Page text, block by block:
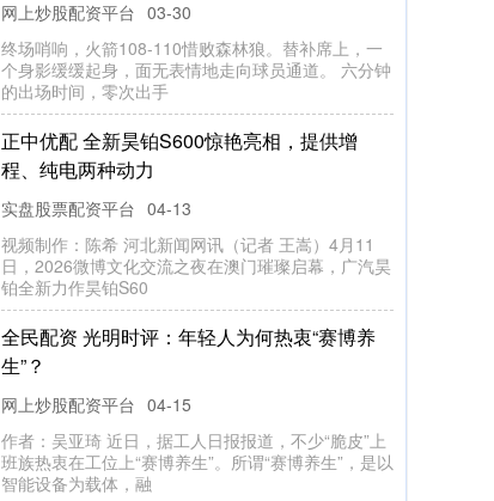
网上炒股配资平台 03-30
终场哨响，火箭108-110惜败森林狼。替补席上，一
个身影缓缓起身，面无表情地走向球员通道。 六分钟
的出场时间，零次出手
正中优配 全新昊铂S600惊艳亮相，提供增
程、纯电两种动力
实盘股票配资平台 04-13
视频制作：陈希 河北新闻网讯（记者 王嵩）4月11
日，2026微博文化交流之夜在澳门璀璨启幕，广汽昊
铂全新力作昊铂S60
全民配资 光明时评：年轻人为何热衷“赛博养
生”？
网上炒股配资平台 04-15
作者：吴亚琦 近日，据工人日报报道，不少“脆皮”上
班族热衷在工位上“赛博养生”。所谓“赛博养生”，是以
智能设备为载体，融